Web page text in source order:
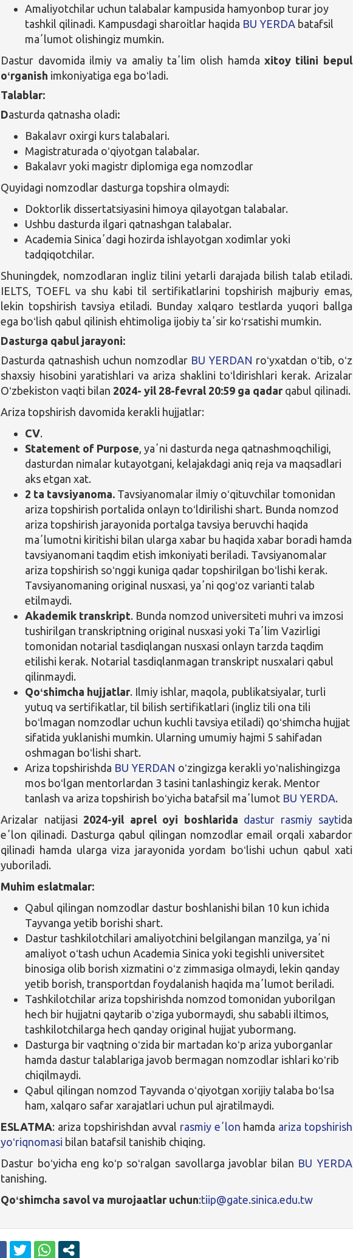
Amaliyotchilar uchun talabalar kampusida hamyonbop turar joy
tashkil qilinadi. Kampusdagi sharoitlar haqida BU YERDA batafsil
maʼlumot olishingiz mumkin.
Dastur davomida ilmiy va amaliy taʼlim olish hamda xitoy tilini bepul
oʻrganish imkoniyatiga ega boʻladi.
Talablar:
Dasturda qatnasha oladi:
Bakalavr oxirgi kurs talabalari.
Magistraturada oʻqiyotgan talabalar.
Bakalavr yoki magistr diplomiga ega nomzodlar
Quyidagi nomzodlar dasturga topshira olmaydi:
Doktorlik dissertatsiyasini himoya qilayotgan talabalar.
Ushbu dasturda ilgari qatnashgan talabalar.
Academia Sinicaʼdagi hozirda ishlayotgan xodimlar yoki
tadqiqotchilar.
Shuningdek, nomzodlaran ingliz tilini yetarli darajada bilish talab etiladi.
IELTS, TOEFL va shu kabi til sertifikatlarini topshirish majburiy emas,
lekin topshirish tavsiya etiladi. Bunday xalqaro testlarda yuqori ballga
ega boʻlish qabul qilinish ehtimoliga ijobiy taʼsir koʻrsatishi mumkin.
Dasturga qabul jarayoni:
Dasturda qatnashish uchun nomzodlar BU YERDAN roʻyxatdan oʻtib, oʻz
shaxsiy hisobini yaratishlari va ariza shaklini toʻldirishlari kerak. Arizalar
Oʻzbekiston vaqti bilan 2024- yil 28-fevral 20:59 ga qadar qabul qilinadi.
Ariza topshirish davomida kerakli hujjatlar:
CV.
Statement of Purpose , yaʼni dasturda nega qatnashmoqchiligi,
dasturdan nimalar kutayotgani, kelajakdagi aniq reja va maqsadlari
aks etgan xat.
2 ta tavsiyanoma. Tavsiyanomalar ilmiy oʻqituvchilar tomonidan
ariza topshirish portalida onlayn toʻldirilishi shart. Bunda nomzod
ariza topshirish jarayonida portalga tavsiya beruvchi haqida
maʼlumotni kiritishi bilan ularga xabar bu haqida xabar boradi hamda
tavsiyanomani taqdim etish imkoniyati beriladi. Tavsiyanomalar
ariza topshirish soʻnggi kuniga qadar topshirilgan boʻlishi kerak.
Tavsiyanomaning original nusxasi, yaʼni qogʻoz varianti talab
etilmaydi.
Akademik transkript. Bunda nomzod universiteti muhri va imzosi
tushirilgan transkriptning original nusxasi yoki Taʼlim Vazirligi
tomonidan notarial tasdiqlangan nusxasi onlayn tarzda taqdim
etilishi kerak. Notarial tasdiqlanmagan transkript nusxalari qabul
qilinmaydi.
Qoʻshimcha hujjatlar. Ilmiy ishlar, maqola, publikatsiyalar, turli
yutuq va sertifikatlar, til bilish sertifikatlari (ingliz tili ona tili
boʻlmagan nomzodlar uchun kuchli tavsiya etiladi) qoʻshimcha hujjat
sifatida yuklanishi mumkin. Ularning umumiy hajmi 5 sahifadan
oshmagan boʻlishi shart.
Ariza topshirishda BU YERDAN oʻzingizga kerakli yoʻnalishingizga
mos boʻlgan mentorlardan 3 tasini tanlashingiz kerak. Mentor
tanlash va ariza topshirish boʻyicha batafsil maʼlumot BU YERDA.
Arizalar natijasi 2024-yil aprel oyi boshlarida dastur rasmiy saytida
eʼlon qilinadi. Dasturga qabul qilingan nomzodlar email orqali xabardor
qilinadi hamda ularga viza jarayonida yordam boʻlishi uchun qabul xati
yuboriladi.
Muhim eslatmalar:
Qabul qilingan nomzodlar dastur boshlanishi bilan 10 kun ichida
Tayvanga yetib borishi shart.
Dastur tashkilotchilari amaliyotchini belgilangan manzilga, yaʼni
amaliyot oʻtash uchun Academia Sinica yoki tegishli universitet
binosiga olib borish xizmatini oʻz zimmasiga olmaydi, lekin qanday
yetib borish, transportdan foydalanish haqida maʼlumot beriladi.
Tashkilotchilar ariza topshirishda nomzod tomonidan yuborilgan
hech bir hujjatni qaytarib oʻziga yubormaydi, shu sababli iltimos,
tashkilotchilarga hech qanday original hujjat yubormang.
Dasturga bir vaqtning oʻzida bir martadan koʻp ariza yuborganlar
hamda dastur talablariga javob bermagan nomzodlar ishlari koʻrib
chiqilmaydi.
Qabul qilingan nomzod Tayvanda oʻqiyotgan xorijiy talaba boʻlsa
ham, xalqaro safar xarajatlari uchun pul ajratilmaydi.
ESLATMA: ariza topshirishdan avval rasmiy eʼlon hamda ariza topshirish
yoʻriqnomasi bilan batafsil tanishib chiqing.
Dastur boʻyicha eng koʻp soʻralgan savollarga javoblar bilan BU YERDA
tanishing.
Qoʻshimcha savol va murojaatlar uchun:tiip@gate.sinica.edu.tw